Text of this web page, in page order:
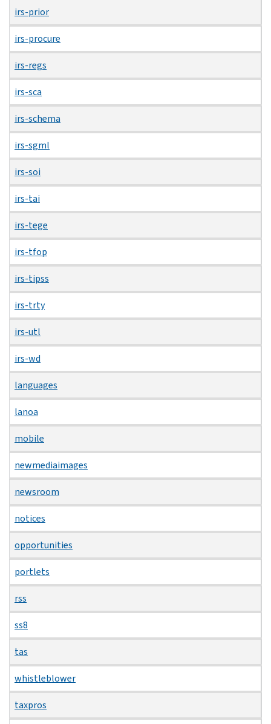
irs-prior
irs-procure
irs-regs
irs-sca
irs-schema
irs-sgml
irs-soi
irs-tai
irs-tege
irs-tfop
irs-tipss
irs-trty
irs-utl
irs-wd
languages
lanoa
mobile
newmediaimages
newsroom
notices
opportunities
portlets
rss
ss8
tas
whistleblower
taxpros